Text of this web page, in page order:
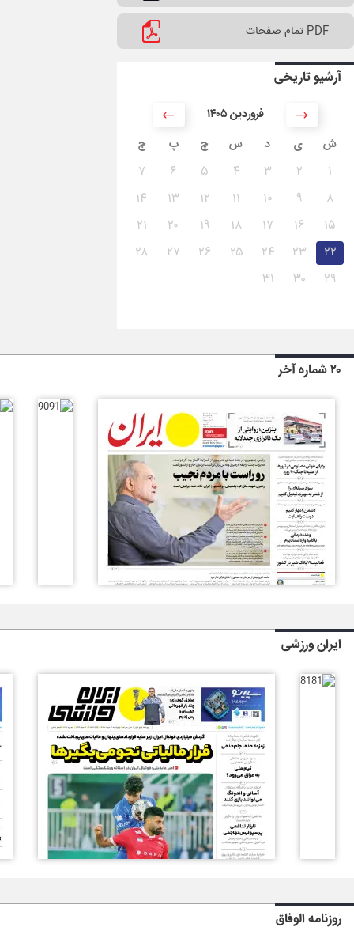
PDF تمام صفحات
آرشیو تاریخی
۱۴۰۵ فروردین
ش
ی د س چ پ ج
۱ ۲ ۳ ۴ ۵ ۶
۷
۸
۹ ۱۰ ۱۱ ۱۲ ۱۳
۱۴
۱۵
۱۶ ۱۷ ۱۸ ۱۹ ۲۰
۲۱
۲۲
۲۳ ۲۴ ۲۵ ۲۶ ۲۷
۲۸
۲۹
۳۰ ۳۱
۲۰ شماره آخر
ایران ورزشی
روزنامه الوفاق